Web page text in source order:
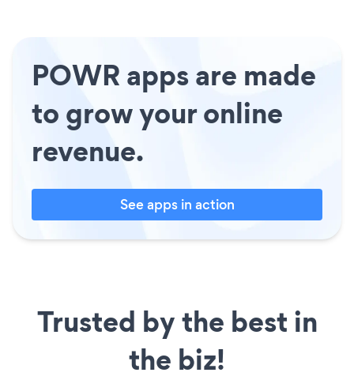
POWR apps are made
to grow your online
revenue.
See apps in action
Trusted by the best in
the biz!